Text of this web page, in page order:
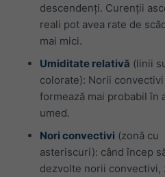
descendenți. Curenții
reali pot avea rate de
mai mici.
Umiditate relativă (linii
colorate): Norii
formează mai probabil în
umed.
Nori convectivi (zonă cu
asteriscuri): când încep
dezvolte norii convectivi,